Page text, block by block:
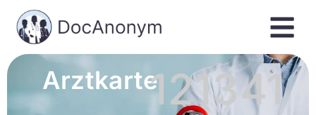
Arztkarte121341